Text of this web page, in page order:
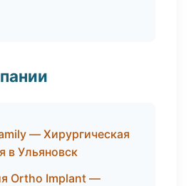
— Хирургическая
в Ульяновск
Ortho Implant —